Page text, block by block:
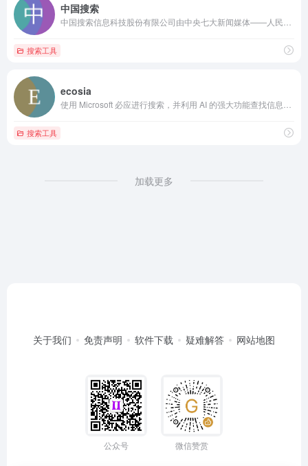
中国搜索
搜索工具
ecosia
搜索工具
加载更多
关于我们 免责声明 软件下载 疑难解答 网站地图
公众号 微信赞赏